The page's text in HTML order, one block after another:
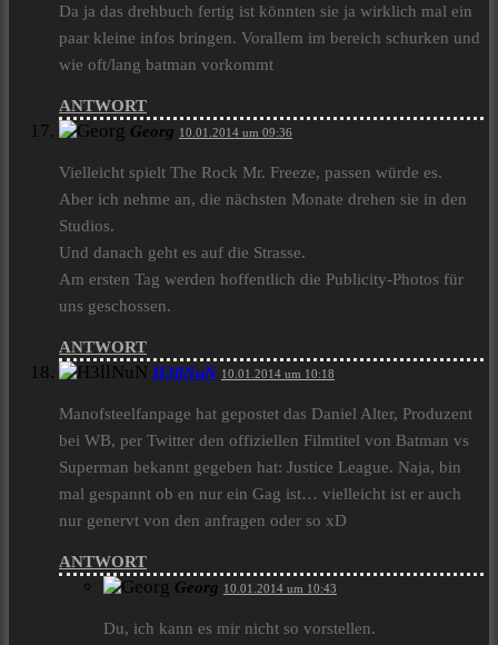
Da ja das drehbuch fertig ist könnten sie ja wirklich mal ein
paar kleine infos bringen. Vorallem im bereich schurken und
wie oft/lang batman vorkommt
ANTWORT
Georg 10.01.2014 um 09:36
Vielleicht spielt The Rock Mr. Freeze, passen würde es.
Aber ich nehme an, die nächsten Monate drehen sie in den
Studios.
Und danach geht es auf die Strasse.
Am ersten Tag werden hoffentlich die Publicity-Photos für
uns geschossen.
ANTWORT
H3llNuN 10.01.2014 um 10:18
Manofsteelfanpage hat gepostet das Daniel Alter, Produzent
bei WB, per Twitter den offiziellen Filmtitel von Batman vs
Superman bekannt gegeben hat: Justice League. Naja, bin
mal gespannt ob en nur ein Gag ist… vielleicht ist er auch
nur genervt von den anfragen oder so xD
ANTWORT
Georg 10.01.2014 um 10:43
Du, ich kann es mir nicht so vorstellen.